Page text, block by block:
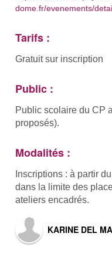
dome.fr/evenements/
Tarifs :
Gratuit sur inscription
Public :
Public scolaire du CP
proposés).
Modalités :
Inscriptions : à partir
dans la limite des
ateliers encadrés.
KARINE DEL